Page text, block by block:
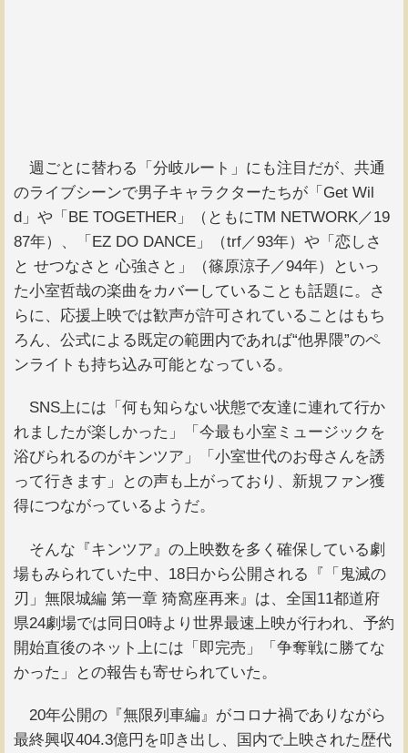
週ごとに替わる「分岐ルート」にも注目だが、共通
のライブシーンで男子キャラクターたちが「Get Wil
d」や「BE TOGETHER」（ともにTM NETWORK／19
87年）、「EZ DO DANCE」（trf／93年）や「恋しさ
と せつなさと 心強さと」（篠原涼子／94年）といっ
た小室哲哉の楽曲をカバーしていることも話題に。さ
らに、応援上映では歓声が許可されていることはもち
ろん、公式による既定の範囲内であれば“他界隈”のペ
ンライトも持ち込み可能となっている。
SNS上には「何も知らない状態で友達に連れて行か
れましたが楽しかった」「今最も小室ミュージックを
浴びられるのがキンツア」「小室世代のお母さんを誘
って行きます」との声も上がっており、新規ファン獲
得につながっているようだ。
そんな『キンツア』の上映数を多く確保している劇
場もみられていた中、18日から公開される『「鬼滅の
刃」無限城編 第一章 猗窩座再来』は、全国11都道府
県24劇場では同日0時より世界最速上映が行われ、予約
開始直後のネット上には「即完売」「争奪戦に勝てな
かった」との報告も寄せられていた。
20年公開の『無限列車編』がコロナ禍でありながら
最終興収404.3億円を叩き出し、国内で上映された歴代